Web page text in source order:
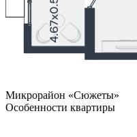
Микрорайон «Сюжеты»
Особенности квартиры